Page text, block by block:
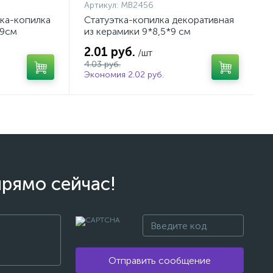
копилка
Артикул: MB2456
Статуэтка-копилка декоративная
из керамики 9*8,5*9 см
2.01 руб. /шт
4.03 руб.
Экономия 2.02 руб.
сейчас!
Отправить сообщение